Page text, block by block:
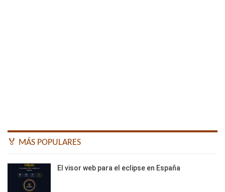
🏅 MÁS POPULARES
El visor web para el eclipse en España